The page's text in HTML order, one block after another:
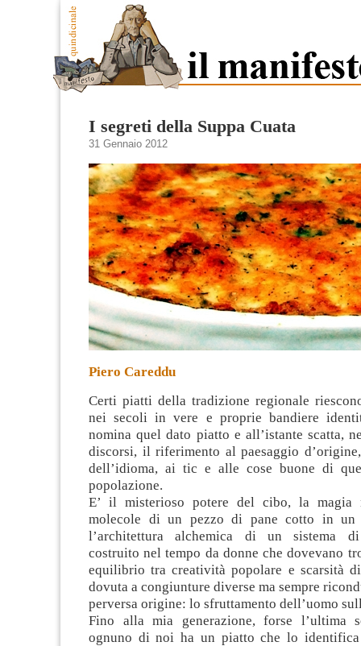
I segreti della Suppa Cuata
31 Gennaio 2012
Piero Careddu
Certi piatti della tradizione regionale
nei secoli in vere e proprie bandiere
nomina quel dato piatto e all’istante scatta,
discorsi, il riferimento al paesaggio
dell’idioma, ai tic e alle cose buone di
popolazione.
E’ il misterioso potere del cibo, la magia
molecole di un pezzo di pane cotto in un
l’architettura alchemica di un sistema di
costruito nel tempo da donne che dovevano
equilibrio tra creatività popolare e scarsità
dovuta a congiunture diverse ma sempre
perversa origine: lo sfruttamento dell’uomo
Fino alla mia generazione, forse l’ultima
ognuno di noi ha un piatto che lo